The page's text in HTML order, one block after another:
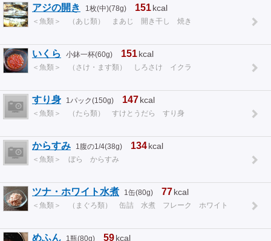
アジの開き 1枚(中)(78g) 151kcal
＜魚類＞ （あじ類） まあじ 開き干し 焼き
いくら 小鉢一杯(60g) 151kcal
＜魚類＞ （さけ・ます類） しろさけ イクラ
すり身 1パック(150g) 147kcal
＜魚類＞ （たら類） すけとうだら すり身
からすみ 1腹の1/4(38g) 134kcal
＜魚類＞ ぼら からすみ
ツナ・ホワイト水煮 1缶(80g) 77kcal
＜魚類＞ （まぐろ類） 缶詰 水煮 フレーク ホワイト
めふん 1瓶(80g) 59kcal